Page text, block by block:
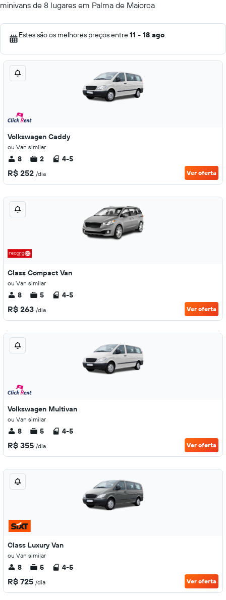
minivans de 8 lugares em Palma de Maiorca
Estes são os melhores preços entre11 - 18 ago.
Volkswagen Caddy
ou Van similar
8 2 4-5
R$ 252 /dia Ver oferta
Class Compact Van
ou Van similar
8 5 4-5
R$ 263 /dia Ver oferta
Volkswagen Multivan
ou Van similar
8 5 4-5
R$ 355 /dia Ver oferta
Class Luxury Van
ou Van similar
8 5 4-5
R$ 725 /dia Ver oferta